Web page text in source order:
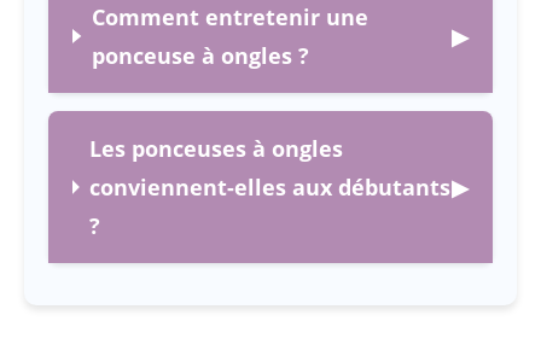
Comment entretenir une
ponceuse à ongles ?
▶
Les ponceuses à ongles
conviennent-elles aux débutants
?
▶